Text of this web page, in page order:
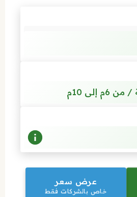
عرض سعر
خاص بالشركات فقط